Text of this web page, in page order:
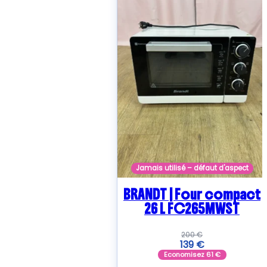
Jamais utilisé – défaut d'aspect
BRANDT | Four compact
26 L FC265MWST
200€
139 €
Economisez 61€